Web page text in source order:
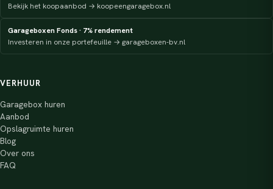
Bekijk het koopaanbod → koopeengaragebox.nl
Garageboxen Fonds · 7% rendement
Investeren in onze portefeuille → garageboxen-bv.nl
VERHUUR
Garagebox huren
Aanbod
Opslagruimte huren
Blog
Over ons
FAQ